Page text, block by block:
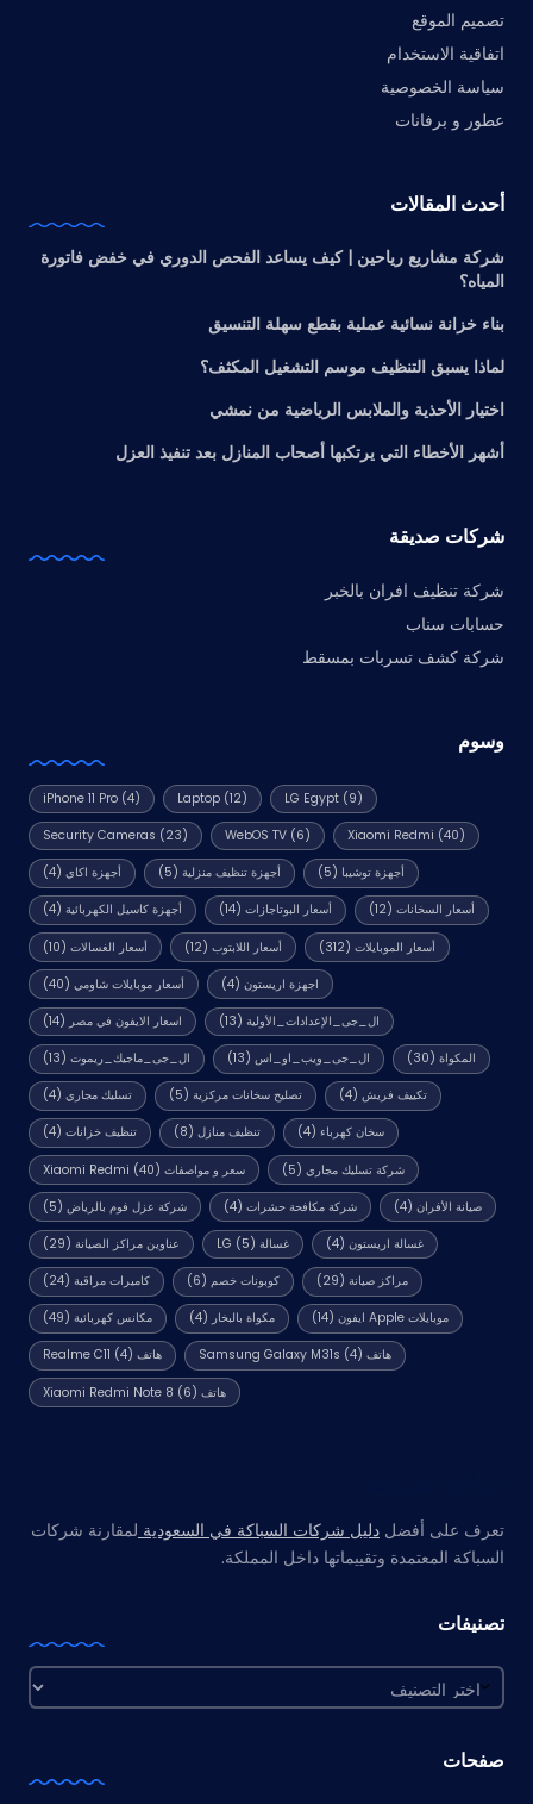
تصميم الموقع
اتفاقية الاستخدام
سياسة الخصوصية
عطور و برفانات
أحدث المقالات
شركة مشاريع رياحين | كيف يساعد الفحص الدوري في خفض فاتورة
المياه؟
بناء خزانة نسائية عملية بقطع سهلة التنسيق
لماذا يسبق التنظيف موسم التشغيل المكثف؟
اختيار الأحذية والملابس الرياضية من نمشي
أشهر الأخطاء التي يرتكبها أصحاب المنازل بعد تنفيذ العزل
شركات صديقة
شركة تنظيف افران بالخبر
حسابات سناب
شركة كشف تسربات بمسقط
وسوم
iPhone 11 Pro (4) Laptop(12) LG Egypt(9)
Security Cameras (23) WebOS TV(6) Xiaomi Redmi (40)
أجهزة اكاي(4) أجهزة تنظيف منزلية (5) أجهزة توشيبا (5)
أجهزة كاسيل الكهربائية(4) أسعار البوتاجازات (14) أسعار السخانات (12)
أسعار الغسالات(10) أسعار اللابتوب (12) أسعار الموبايلات (312)
أسعار موبايلات شاومي(40) اجهزة اريستون (4)
اسعار الايفون في مصر (14) ال_جى_الإعدادات_الأولية (13)
ال_جى_ماجيك_ريموت(13) ال_جى_ويب_او_اس (13) المكواة (30)
تسليك مجاري(4) تصليح سخانات مركزية (5) تكييف فريش (4)
تنظيف خزانات(4) تنظيف منازل (8) سخان كهرباء (4)
سعر و مواصفات Xiaomi Redmi (40) شركة تسليك مجاري (5)
شركة عزل فوم بالرياض(5) شركة مكافحة حشرات (4) صيانة الأفران (4)
عناوين مراكز الصيانة(29) غسالة LG (5) غسالة اريستون (4)
كاميرات مراقبة(24) كوبونات خصم (6) مراكز صيانة (29)
مكانس كهربائية(49) مكواة بالبخار (4) موبايلات Apple ايفون (14)
هاتف Realme C11 (4) هاتف Samsung Galaxy M31s (4)
هاتف Xiaomi Redmi Note 8 (6)
تعرف على أفضل دليل شركات السباكة في السعودية لمقارنة شركات
السباكة المعتمدة وتقييماتها داخل المملكة.
تصنيفات
تصنيفات
صفحات